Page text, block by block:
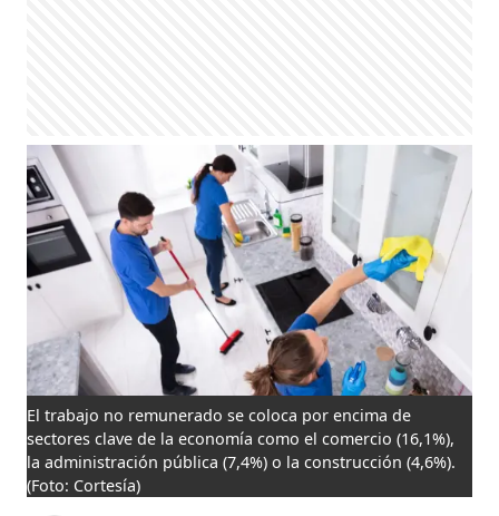
El trabajo no remunerado se coloca por encima de
sectores clave de la economía como el comercio (16,1%),
la administración pública (7,4%) o la construcción (4,6%).
(Foto: Cortesía)